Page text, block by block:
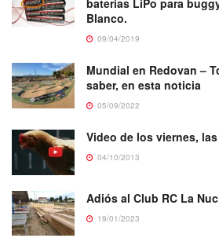
baterías LiPo para
Blanco.
09/04/2019
Mundial en Redovan –
saber, en esta noticia
05/09/2022
Video de los viernes,
04/10/2013
Adiós al Club RC La
19/01/2023